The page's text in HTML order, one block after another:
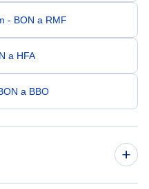
- BON a RMF
a HFA
a BBO